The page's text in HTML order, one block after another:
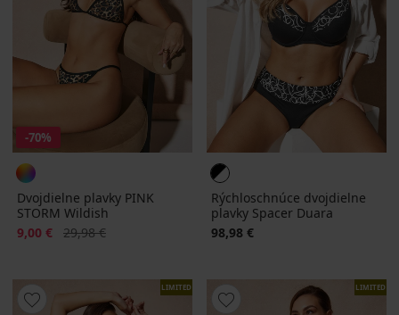
-70%
Dvojdielne plavky PINK
STORM Wildish
Zľava
9,00 € Pôvodná cena
29,98 €
Rýchloschnúce dvojdielne
plavky Spacer Duara
98,98 €
LIMITED LIMITED